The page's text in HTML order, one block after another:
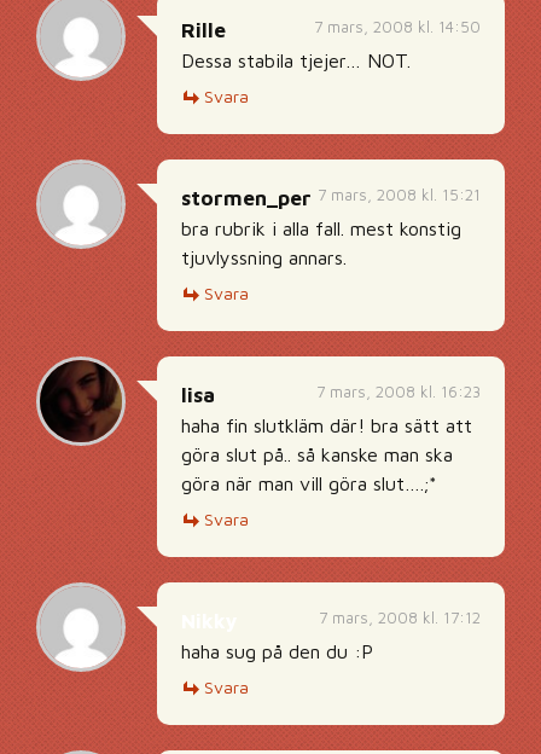
7 mars, 2008 kl. 14:50
Rille
Dessa stabila tjejer… NOT.
Svara
7 mars, 2008 kl. 15:21
stormen_per
bra rubrik i alla fall. mest konstig
tjuvlyssning annars.
Svara
7 mars, 2008 kl. 16:23
lisa
haha fin slutkläm där! bra sätt att
göra slut på.. så kanske man ska
göra när man vill göra slut….;*
Svara
7 mars, 2008 kl. 17:12
haha sug på den du :P
Svara